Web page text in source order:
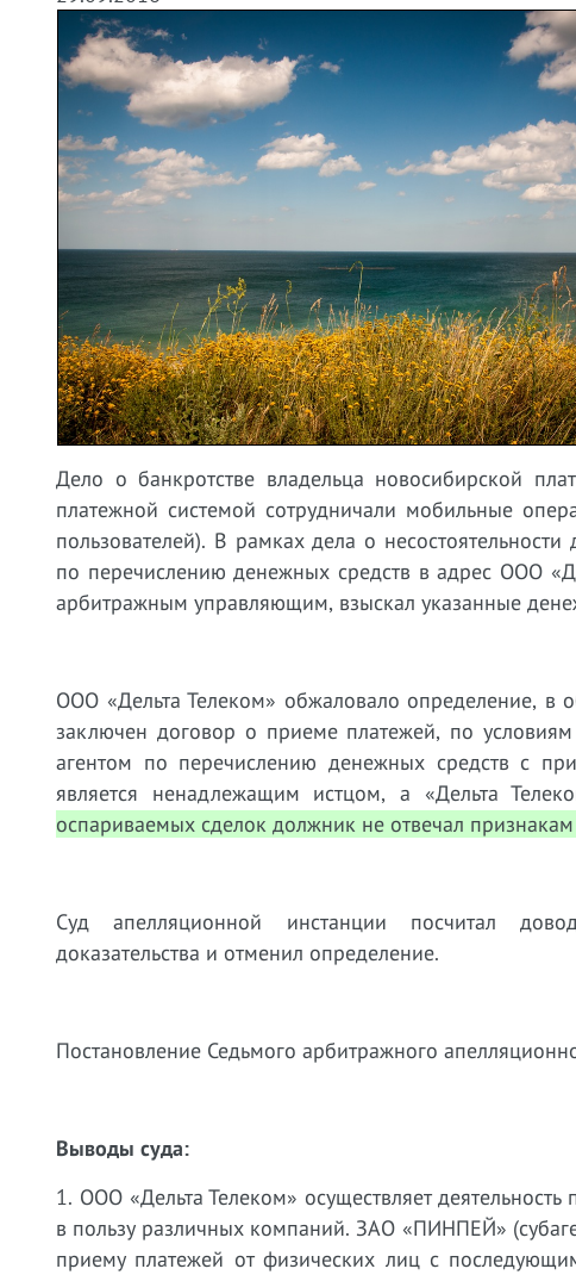
Дело о банкротстве владельца новосибирской
платежной системой сотрудничали мобильные
пользователей). В рамках дела о
по перечислению денежных средств в адрес ООО
арбитражным управляющим, взыскал указанные
ООО «Дельта Телеком» обжаловало определение, в
заключен договор о приеме платежей, по условиям
агентом по перечислению денежных средств с
является ненадлежащим истцом, а «Дельта
оспариваемых сделок должник не отвечал
Суд апелляционной инстанции посчитал
доказательства и отменил определение.
Постановление Седьмого арбитражного
Выводы суда:
1. ООО «Дельта Телеком» осуществляет
в пользу различных компаний. ЗАО «ПИНПЕЙ»
приему платежей от физических лиц с